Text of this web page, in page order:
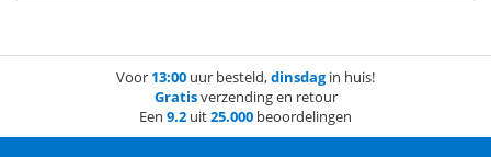
Voor 13:00 uur besteld,dinsdagin huis!
Gratisverzending en retour
Een 9.2 uit25.000 beoordelingen